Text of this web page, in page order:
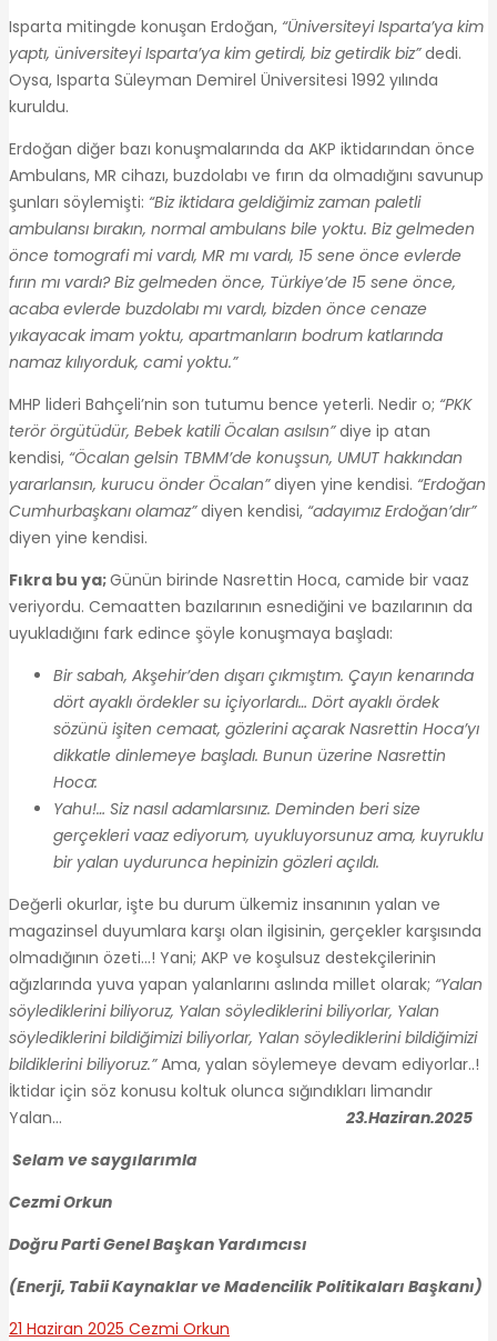
Isparta mitingde konuşan Erdoğan, “Üniversiteyi Isparta’ya kim
yaptı, üniversiteyi Isparta’ya kim getirdi, biz getirdik biz”dedi.
Oysa, Isparta Süleyman Demirel Üniversitesi 1992 yılında
kuruldu.
Erdoğan diğer bazı konuşmalarında da AKP iktidarından önce
Ambulans, MR cihazı, buzdolabı ve fırın da olmadığını savunup
şunları söylemişti: “Biz iktidara geldiğimiz zaman paletli
ambulansı bırakın, normal ambulans bile yoktu. Biz gelmeden
önce tomografi mi vardı, MR mı vardı, 15 sene önce evlerde
fırın mı vardı? Biz gelmeden önce, Türkiye’de 15 sene önce,
acaba evlerde buzdolabı mı vardı, bizden önce cenaze
yıkayacak imam yoktu, apartmanların bodrum katlarında
namaz kılıyorduk, cami yoktu.”
MHP lideri Bahçeli’nin son tutumu bence yeterli. Nedir o; “PKK
terör örgütüdür, Bebek katili Öcalan asılsın”diye ip atan
kendisi, “Öcalan gelsin TBMM’de konuşsun, UMUT hakkından
yararlansın, kurucu önder Öcalan”diyen yine kendisi. “Erdoğan
Cumhurbaşkanı olamaz”diyen kendisi, “adayımız Erdoğan’dır”
diyen yine kendisi.
Fıkra bu ya;Günün birinde Nasrettin Hoca, camide bir vaaz
veriyordu. Cemaatten bazılarının esnediğini ve bazılarının da
uyukladığını fark edince şöyle konuşmaya başladı:
Bir sabah, Akşehir’den dışarı çıkmıştım. Çayın kenarında
dört ayaklı ördekler su içiyorlardı… Dört ayaklı ördek
sözünü işiten cemaat, gözlerini açarak Nasrettin Hoca’yı
dikkatle dinlemeye başladı. Bunun üzerine Nasrettin
Hoca:
Yahu!… Siz nasıl adamlarsınız. Deminden beri size
gerçekleri vaaz ediyorum, uyukluyorsunuz ama, kuyruklu
bir yalan uydurunca hepinizin gözleri açıldı.
Değerli okurlar, işte bu durum ülkemiz insanının yalan ve
magazinsel duyumlara karşı olan ilgisinin, gerçekler karşısında
olmadığının özeti…! Yani; AKP ve koşulsuz destekçilerinin
ağızlarında yuva yapan yalanlarını aslında millet olarak; “Yalan
söylediklerini biliyoruz, Yalan söylediklerini biliyorlar, Yalan
söylediklerini bildiğimizi biliyorlar, Yalan söylediklerini bildiğimizi
bildiklerini biliyoruz.”Ama, yalan söylemeye devam ediyorlar..!
İktidar için söz konusu koltuk olunca sığındıkları limandır
Yalan… 23.Haziran.2025
Selam ve saygılarımla
Cezmi Orkun
Doğru Parti Genel Başkan Yardımcısı
(Enerji, Tabii Kaynaklar ve Madencilik Politikaları Başkanı)
21 Haziran 2025 Cezmi Orkun